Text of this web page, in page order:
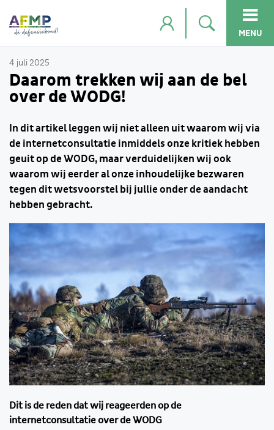
MENU
4 juli 2025
Daarom trekken wij aan de bel
over de WODG!
In dit artikel leggen wij niet alleen uit waarom wij via
de internetconsultatie inmiddels onze kritiek hebben
geuit op de WODG, maar verduidelijken wij ook
waarom wij eerder al onze inhoudelijke bezwaren
tegen dit wetsvoorstel bij jullie onder de aandacht
hebben gebracht.
Dit is de reden dat wij reageerden op de
internetconsultatie over de WODG